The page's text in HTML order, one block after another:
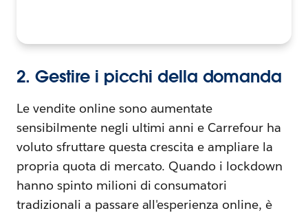
2. Gestire i picchi della domanda
Le vendite online sono aumentate
sensibilmente negli ultimi anni e Carrefour ha
voluto sfruttare questa crescita e ampliare la
propria quota di mercato. Quando i lockdown
hanno spinto milioni di consumatori
tradizionali a passare all'esperienza online, è